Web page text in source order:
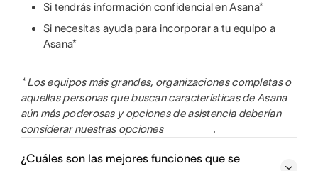
Si tendrás información confidencial en Asana*
Si necesitas ayuda para incorporar a tu equipo a
Asana*
* Los equipos más grandes, organizaciones completas o
aquellas personas que buscan características de Asana
aún más poderosas y opciones de asistencia deberían
considerar nuestras opciones
.
¿Cuáles son las mejores funciones que se